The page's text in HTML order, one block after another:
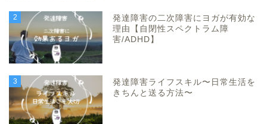
2
発達障害の二次障害にヨガが有効な
理由【自閉性スペクトラム障
害/ADHD】
3
発達障害ライフスキル〜日常生活を
きちんと送る方法〜